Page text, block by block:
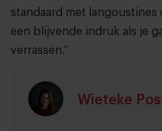
standaard met langoustines
een blijvende indruk als je
verrassen.”
Wieteke